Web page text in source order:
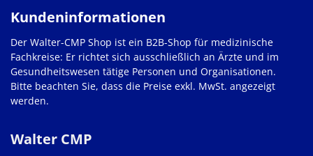
Walter CMP
Kundeninformationen
Der Walter-CMP Shop ist ein B2B-Shop für medizinische
Fachkreise: Er richtet sich ausschließlich an Ärzte und im
Gesundheitswesen tätige Personen und Organisationen.
Bitte beachten Sie, dass die Preise exkl. MwSt. angezeigt
werden.